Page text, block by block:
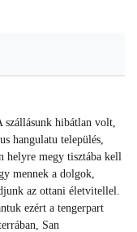
hibátlan volt,
hangulatu település,
helyre megy tisztába kell
mennek a dolgok,
az ottani életvitellel.
ezért a tengerpart
San